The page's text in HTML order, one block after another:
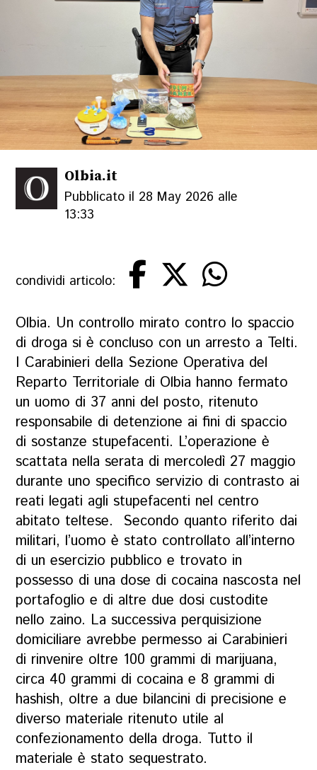
Olbia.it
Pubblicato il 28 May 2026 alle
13:33
condividi articolo:
Olbia. Un controllo mirato contro lo spaccio
di droga si è concluso con un arresto a Telti.
I Carabinieri della Sezione Operativa del
Reparto Territoriale di Olbia hanno fermato
un uomo di 37 anni del posto, ritenuto
responsabile di detenzione ai fini di spaccio
di sostanze stupefacenti. L’operazione è
scattata nella serata di mercoledì 27 maggio
durante uno specifico servizio di contrasto ai
reati legati agli stupefacenti nel centro
abitato teltese. Secondo quanto riferito dai
militari, l’uomo è stato controllato all’interno
di un esercizio pubblico e trovato in
possesso di una dose di cocaina nascosta nel
portafoglio e di altre due dosi custodite
nello zaino. La successiva perquisizione
domiciliare avrebbe permesso ai Carabinieri
di rinvenire oltre 100 grammi di marijuana,
circa 40 grammi di cocaina e 8 grammi di
hashish, oltre a due bilancini di precisione e
diverso materiale ritenuto utile al
confezionamento della droga. Tutto il
materiale è stato sequestrato.